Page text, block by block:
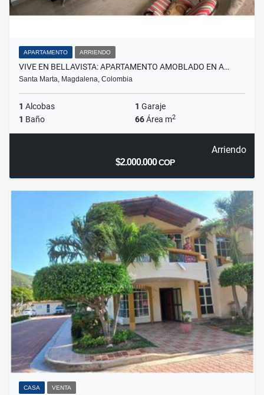
APARTAMENTO ARRIENDO
VIVE EN BELLAVISTA: APARTAMENTO AMOBLADO EN A…
Santa Marta, Magdalena, Colombia
1 Alcobas 1 Garaje
1 Baño 66Área m2
Arriendo
$2.000.000COP
CASA VENTA